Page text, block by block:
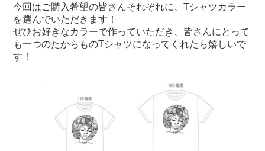
今回はご購入希望の皆さんそれぞれに、Tシャツカラー
を選んでいただきます！
ぜひお好きなカラーで作っていただき、皆さんにとって
も一つのたからものTシャツになってくれたら嬉しいで
す！